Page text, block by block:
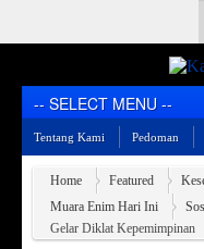
Tentang Kami Pedoman
Home Featured
Muara Enim Hari Ini
Gelar Diklat Kepemimpinan